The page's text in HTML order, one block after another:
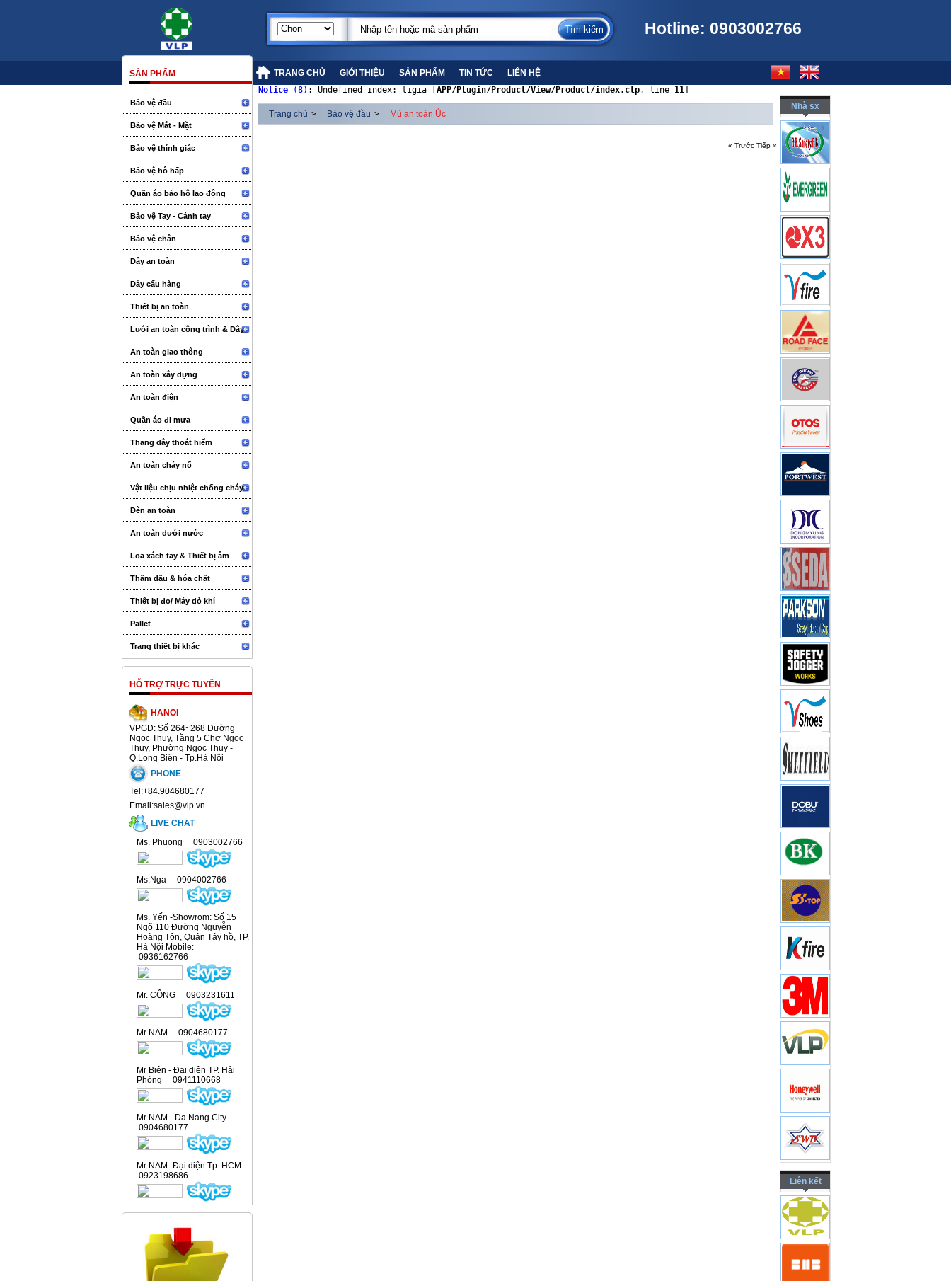
Hotline: 0903002766
TRANG CHỦ GIỚI THIỆU SẢN PHẨM TIN TỨC LIÊN HỆ
SẢN PHẨM
Bảo vệ đầu
Bảo vệ Mắt - Mặt
Bảo vệ thính giác
Bảo vệ hô hấp
Quần áo bảo hộ lao động
Bảo vệ Tay - Cánh tay
Bảo vệ chân
Dây an toàn
Dây cẩu hàng
Thiết bị an toàn
Lưới an toàn công trình & Dây
An toàn giao thông
An toàn xây dựng
An toàn điện
Quần áo đi mưa
Thang dây thoát hiểm
An toàn cháy nổ
Vật liệu chịu nhiệt chống cháy
Đèn an toàn
An toàn dưới nước
Loa xách tay & Thiết bị âm
thanh sự kiện
Thấm dầu & hóa chất
Thiết bị đo/ Máy dò khí
Pallet
Trang thiết bị khác
HỖ TRỢ TRỰC TUYẾN
HANOI
VPGD: Số 264~268 Đường
Ngọc Thụy, Tầng 5 Chợ Ngọc
Thụy, Phường Ngọc Thụy -
Q.Long Biên - Tp.Hà Nội
PHONE
Tel:+84.904680177
Email:sales@vlp.vn
LIVE CHAT
Ms. Phuong 0903002766
Ms.Nga 0904002766
Ms. Yến -Showrom: Số 15
Ngõ 110 Đường Nguyễn
Hoàng Tôn, Quận Tây hồ, TP.
Hà Nội Mobile:
0936162766
Mr. CÔNG 0903231611
Mr NAM 0904680177
Mr Biên - Đại diện TP. Hải
Phòng 0941110668
Mr NAM - Da Nang City
0904680177
Mr NAM- Đại diện Tp. HCM
0923198686
Notice (8) : Undefined index: tigia [ APP/Plugin/Product/View/Product/index.ctp, line 11
Trang chủ > Bảo vệ đầu > Mũ an toàn Úc
« Trước Tiếp »
Nhà sx
Liên kết